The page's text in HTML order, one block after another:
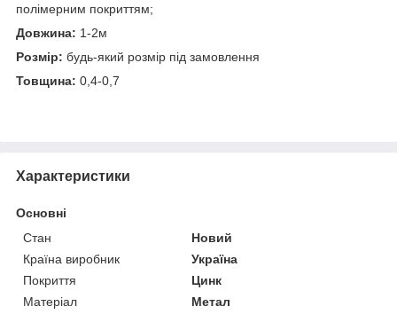
полімерним покриттям;
Довжина: 1-2м
Розмір: будь-який розмір під замовлення
Товщина: 0,4-0,7
Характеристики
Основні
Стан
Новий
Країна виробник
Україна
Покриття
Цинк
Матеріал
Метал